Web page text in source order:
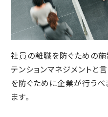
社員の離職を防ぐための施
テンションマネジメントと
を防ぐために企業が行う
ます。